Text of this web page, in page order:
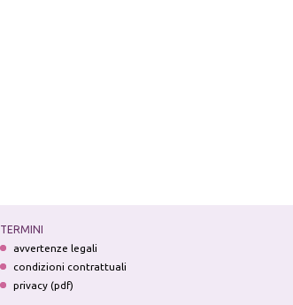
TERMINI
avvertenze legali
condizioni contrattuali
privacy (pdf)